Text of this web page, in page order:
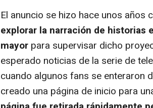
El anuncio se hizo hace unos años
explorar la narración de historias
mayor para supervisar dicho
esperado noticias de la serie de
cuando algunos fans se enteraron
creado una página de inicio para